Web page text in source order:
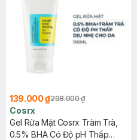
139.000 ₫298.000 ₫
Cosrx
Gel Rửa Mặt Cosrx Tràm Trà,
0.5% BHA Có Độ pH Thấp